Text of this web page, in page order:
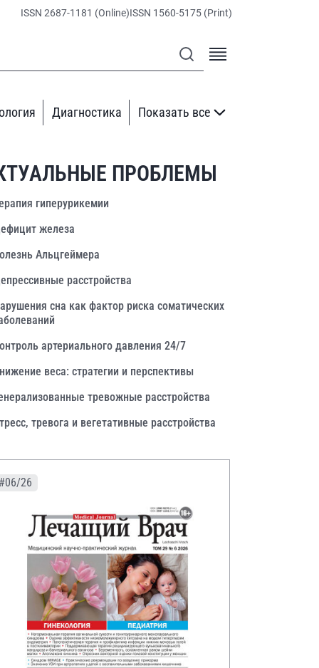
ISSN 2687-1181 (Online)ISSN 1560-5175 (Print)
Диагностика Показать все
ПРОБЛЕМЫ
гиперурикемии
железа
Альцгеймера
расстройства
сна как фактор риска соматических
артериального давления 24/7
веса: стратегии и перспективы
тревожные расстройства
тревога и вегетативные расстройства
#06/26